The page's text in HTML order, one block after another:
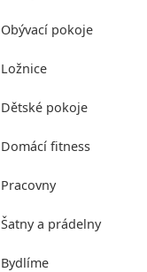
Obývací pokoje
Ložnice
Dětské pokoje
Domácí fitness
Pracovny
Šatny a prádelny
Bydlíme